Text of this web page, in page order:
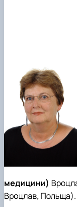
медицини)
Вроцлав, Польща).